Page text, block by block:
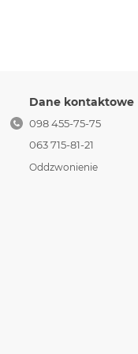
komfort
Dane kontaktowe
098 455-75-75
063 715-81-21
Oddzwonienie